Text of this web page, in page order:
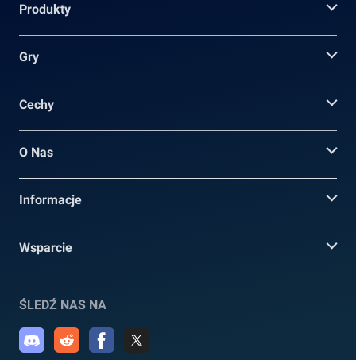
Produkty
Gry
Cechy
O Nas
Informacje
Wsparcie
ŚLEDŹ NAS NA